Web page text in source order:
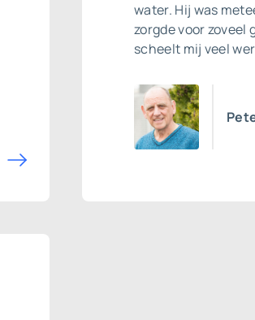
water. Hij was
zorgde voor zoveel
scheelt mij veel